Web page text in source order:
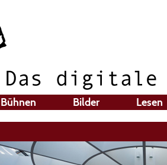
Bühnen Bilder Lesen